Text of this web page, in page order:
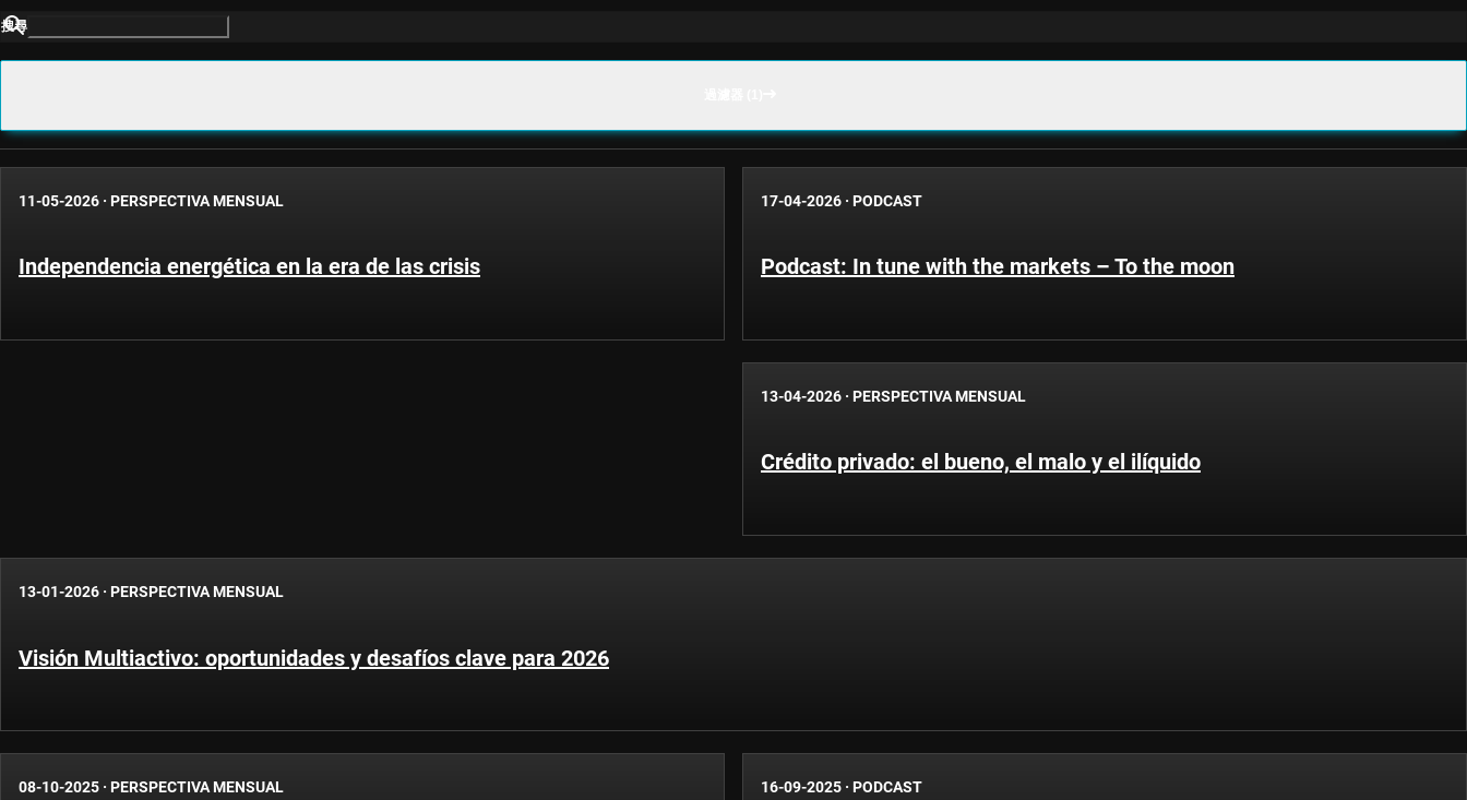
搜尋
11-05-2026 · PERSPECTIVA MENSUAL
Independencia energética en la era de las crisis
17-04-2026 · PODCAST
Podcast: In tune with the markets – To the moon
13-04-2026 · PERSPECTIVA MENSUAL
Crédito privado: el bueno, el malo y el ilíquido
13-01-2026 · PERSPECTIVA MENSUAL
Visión Multiactivo: oportunidades y desafíos clave para 2026
08-10-2025 · PERSPECTIVA MENSUAL 16-09-2025 · PODCAST